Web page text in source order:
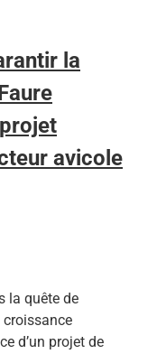
la
avicole
la quête de
croissance
d’un projet de